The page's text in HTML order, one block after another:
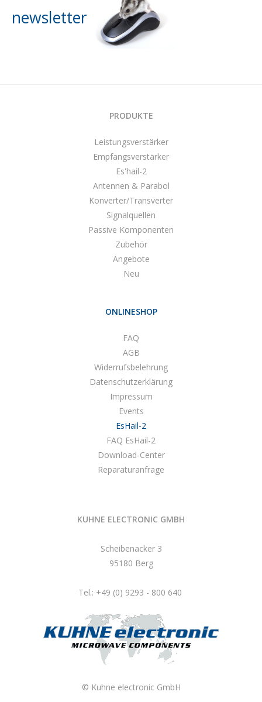
newsletter
PRODUKTE
Leistungsverstärker
Empfangsverstärker
Es'hail-2
Antennen & Parabol
Konverter/Transverter
Signalquellen
Passive Komponenten
Zubehör
Angebote
Neu
ONLINESHOP
FAQ
AGB
Widerrufsbelehrung
Datenschutzerklärung
Impressum
Events
EsHail-2
FAQ EsHail-2
Download-Center
Reparaturanfrage
KUHNE ELECTRONIC GMBH
Scheibenacker 3
95180 Berg
Tel.: +49 (0) 9293 - 800 640
© Kuhne electronic GmbH